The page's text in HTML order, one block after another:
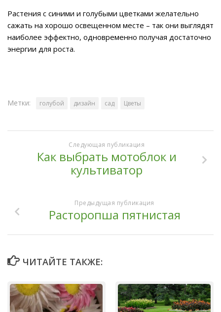
Растения с синими и голубыми цветками желательно
сажать на хорошо освещенном месте – так они выглядят
наиболее эффектно, одновременно получая достаточно
энергии для роста.
Метки: голубой дизайн сад Цветы
Следующая публикация
Как выбрать мотоблок и
культиватор
Предыдущая публикация
Расторопша пятнистая
ЧИТАЙТЕ ТАКЖЕ: